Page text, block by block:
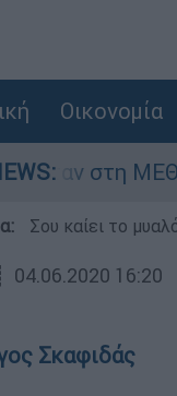
Οικονομία
ΜΕΘ Νεογνών
Σου καίει το
04.06.2020 16:20
Σκαφιδάς